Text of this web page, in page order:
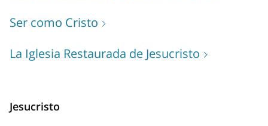
Ser como Cristo
La Iglesia Restaurada de Jesucristo
Jesucristo